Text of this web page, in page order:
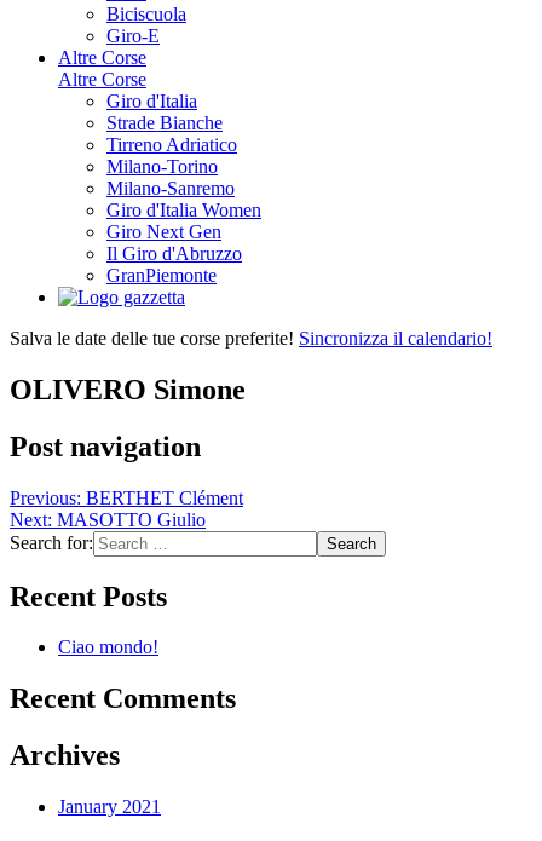
Biciscuola
Giro-E
Altre Corse
Altre Corse
Giro d'Italia
Strade Bianche
Tirreno Adriatico
Milano-Torino
Milano-Sanremo
Giro d'Italia Women
Giro Next Gen
Il Giro d'Abruzzo
GranPiemonte
Salva le date delle tue corse preferite! Sincronizza il calendario!
OLIVERO Simone
Post navigation
Previous: BERTHET Clément
Next: MASOTTO Giulio
Search for:
Recent Posts
Ciao mondo!
Recent Comments
Archives
January 2021